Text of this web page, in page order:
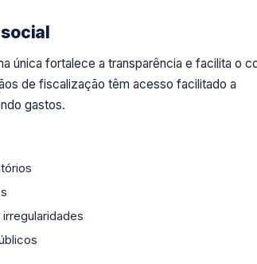
única fortalece a transparência e facilita o
de fiscalização têm acesso facilitado a
gastos.